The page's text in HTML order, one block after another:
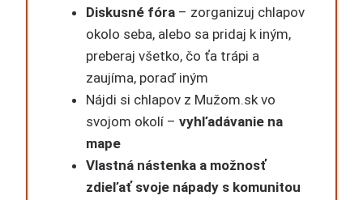
Diskusné fóra – zorganizuj chlapov
okolo seba, alebo sa pridaj k iným,
preberaj všetko, čo ťa trápi a
zaujíma, poraď iným
Nájdi si chlapov z Mužom.sk vo
svojom okolí – vyhľadávanie na
mape
Vlastná nástenka a možnosť
zdieľať svoje nápady s komunitou